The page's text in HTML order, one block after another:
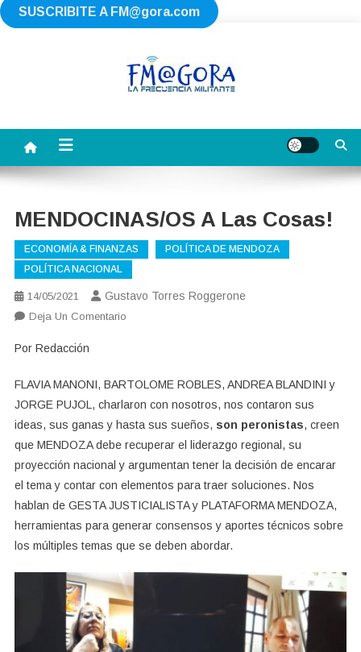
SUSCRIBITE A FM@gora.com
Saltar
MENDOCINAS/OS A Las Cosas!
ECONOMÍA & FINANZAS
POLÍTICA DE MENDOZA
POLÍTICA NACIONAL
14/05/2021 Gustavo Torres Roggerone
Deja Un ComentarioEn
Cosas!
Por Redacción
FLAVIA MANONI, BARTOLOME ROBLES, ANDREA BLANDINI y
JORGE PUJOL, charlaron con nosotros, nos contaron sus
ideas, sus ganas y hasta sus sueños, son peronistas, creen
que MENDOZA debe recuperar el liderazgo regional, su
proyección nacional y argumentan tener la decisión de encarar
el tema y contar con elementos para traer soluciones. Nos
hablan de GESTA JUSTICIALISTA y PLATAFORMA MENDOZA,
herramientas para generar consensos y aportes técnicos sobre
los múltiples temas que se deben abordar.